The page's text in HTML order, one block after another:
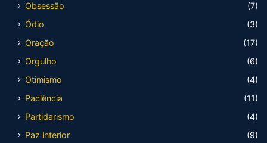
Obsessão
(7)
Ódio
(3)
Oração
(17)
Orgulho
(6)
Otimismo
(4)
Paciência
(11)
Partidarismo
(4)
Paz interior
(9)